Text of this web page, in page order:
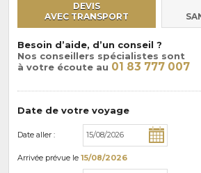
DEVIS
AVEC TRANSPORT
Besoin d’aide, d’un conseil ?
Nos conseillers spécialistes sont
à votre écoute au 01 83 777 007
Date de votre voyage
Date aller :
Arrivée prévue le 15/08/2026